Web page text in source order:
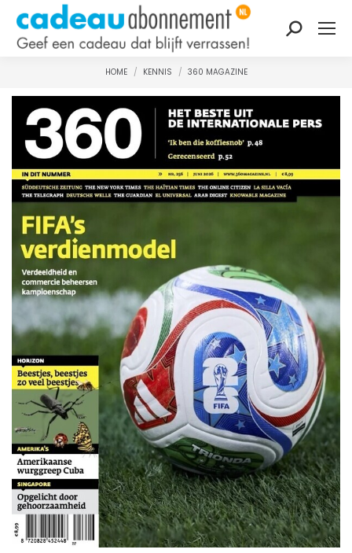
Zoeken:
Je bent hier:
HOME KENNIS 360 MAGAZINE